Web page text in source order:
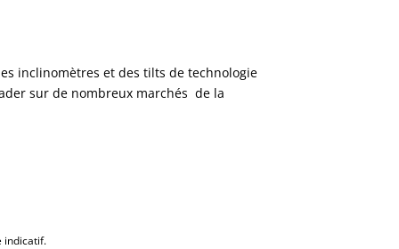
inclinomètres et des tilts de technologie
sur de nombreux marchés de la
indicatif.